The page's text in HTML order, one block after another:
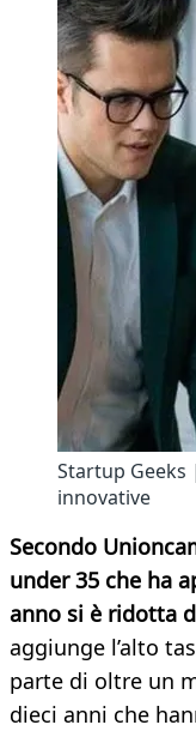
Startup Geeks
innovative
Secondo
under 35 che ha
anno si è ridotta
aggiunge l’alto
parte di oltre un
dieci anni che